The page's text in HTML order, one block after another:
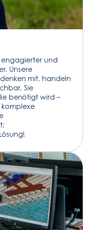
engagierter und
Unsere
mit, handeln
Sie
benötigt wird –
komplexe